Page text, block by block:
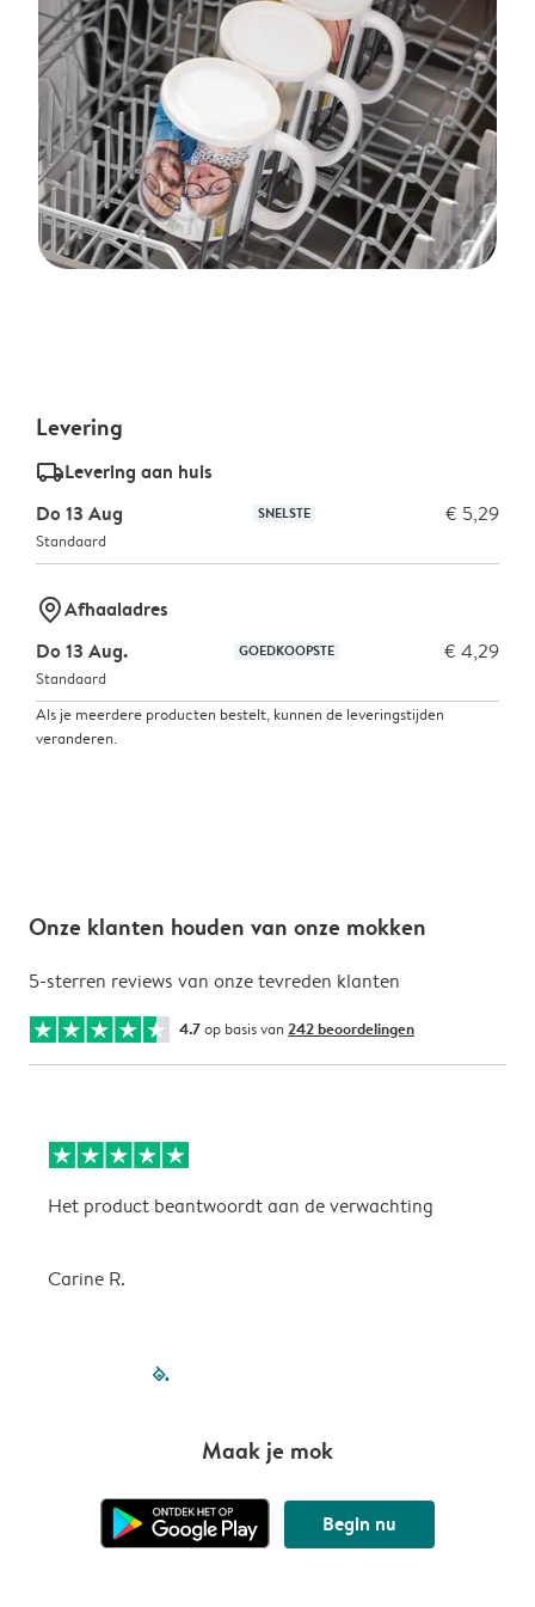
Levering
delivery_standard_v2Levering aan huis
Do 13 Aug
SNELSTE € 5,29
Standaard
marker-pinAfhaaladres
Do 13 Aug.
GOEDKOOPSTE € 4,29
Standaard
Als je meerdere producten bestelt, kunnen de leveringstijden
veranderen.
Onze klanten houden van onze mokken
5-sterren reviews van onze tevreden klanten
4.7op basis van 242 beoordelingen
Het product beantwoordt aan de verwachting
Carine R.
filled-pagination
Maak je mok
Begin nu